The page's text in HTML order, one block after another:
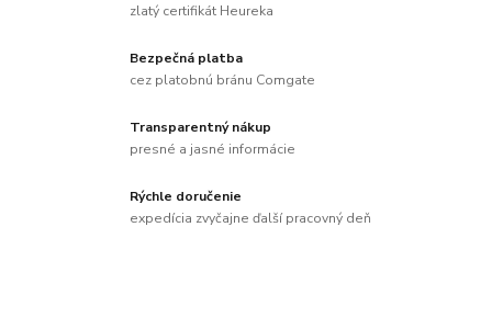
zlatý certifikát Heureka
Bezpečná platba
cez platobnú bránu Comgate
Transparentný nákup
presné a jasné informácie
Rýchle doručenie
expedícia zvyčajne ďalší pracovný deň